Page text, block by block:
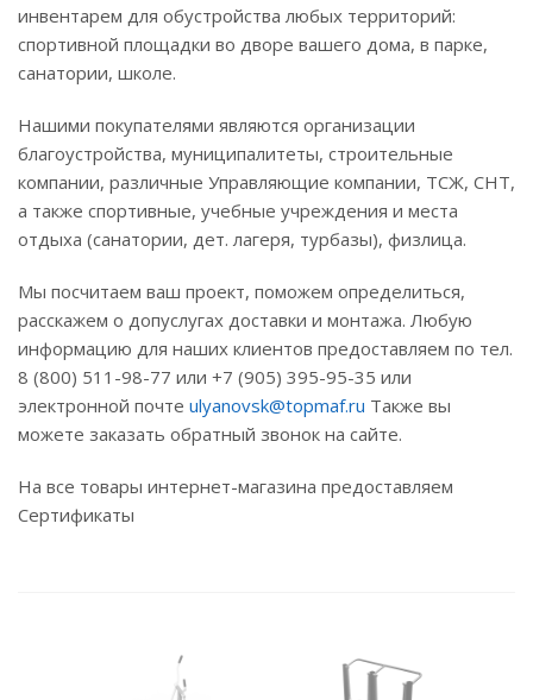
инвентарем для обустройства любых территорий:
спортивной площадки во дворе вашего дома, в парке,
санатории, школе.
Нашими покупателями являются организации
благоустройства, муниципалитеты, строительные
компании, различные Управляющие компании, ТСЖ, СНТ,
а также спортивные, учебные учреждения и места
отдыха (санатории, дет. лагеря, турбазы), физлица.
Мы посчитаем ваш проект, поможем определиться,
расскажем о допуслугах доставки и монтажа. Любую
информацию для наших клиентов предоставляем по тел.
8 (800) 511-98-77 или +7 (905) 395-95-35 или
электронной почте ulyanovsk@topmaf.ru Также вы
можете заказать обратный звонок на сайте.
На все товары интернет-магазина предоставляем
Сертификаты